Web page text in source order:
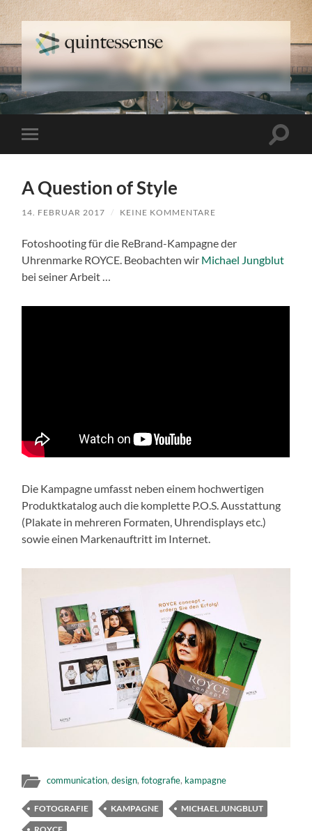
quintessense
Mobile-
Menü
A Question of Style
14. FEBRUAR 2017 / KEINE KOMMENTARE
Fotoshooting für die ReBrand-Kampagne der
Uhrenmarke ROYCE. Beobachten wir Michael Jungblut
bei seiner Arbeit …
Die Kampagne umfasst neben einem hochwertigen
Produktkatalog auch die komplette P.O.S. Ausstattung
(Plakate in mehreren Formaten, Uhrendisplays etc.)
sowie einen Markenauftritt im Internet.
communication,design,fotografie, kampagne
FOTOGRAFIE KAMPAGNE
MICHAEL JUNGBLUT